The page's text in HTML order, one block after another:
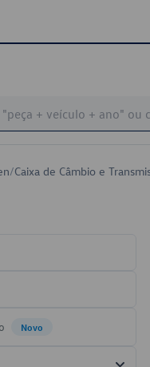
/Caixa de Câmbio e
Novo